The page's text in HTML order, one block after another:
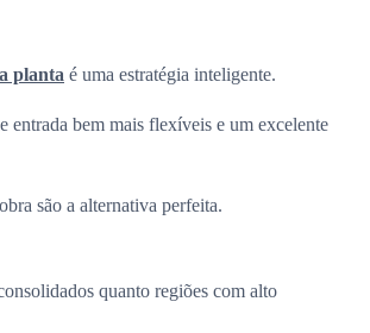
planta é uma estratégia inteligente.
entrada bem mais flexíveis e um excelente
são a alternativa perfeita.
quanto regiões com alto